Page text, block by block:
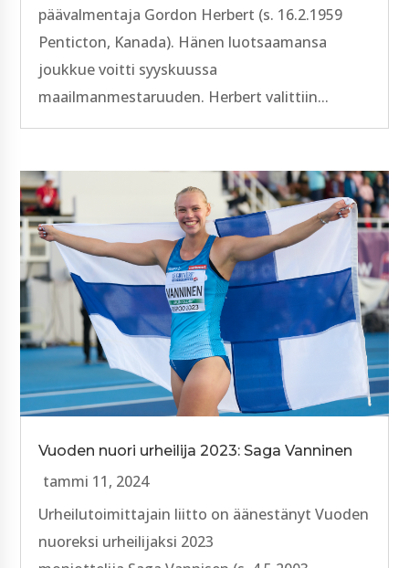
päävalmentaja Gordon Herbert (s. 16.2.1959
Penticton, Kanada). Hänen luotsaamansa
joukkue voitti syyskuussa
maailmanmestaruuden. Herbert valittiin...
Vuoden nuori urheilija 2023: Saga Vanninen
tammi 11, 2024
Urheilutoimittajain liitto on äänestänyt Vuoden
nuoreksi urheilijaksi 2023